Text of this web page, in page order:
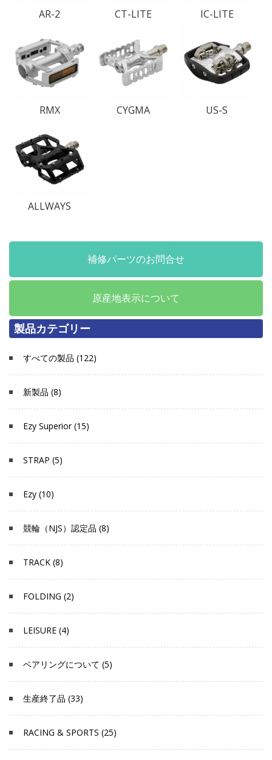
AR-2 CT-LITE IC-LITE
RMX CYGMA US-S
ALLWAYS
補修パーツのお問合せ
原産地表示について
製品カテゴリー
すべての製品 (122)
新製品 (8)
Ezy Superior (15)
STRAP (5)
Ezy (10)
競輪（NJS）認定品 (8)
TRACK (8)
FOLDING (2)
LEISURE (4)
ベアリングについて (5)
生産終了品 (33)
RACING & SPORTS (25)